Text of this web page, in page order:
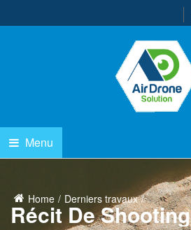
Menu
Home Derniers travaux
Récit De Shooting